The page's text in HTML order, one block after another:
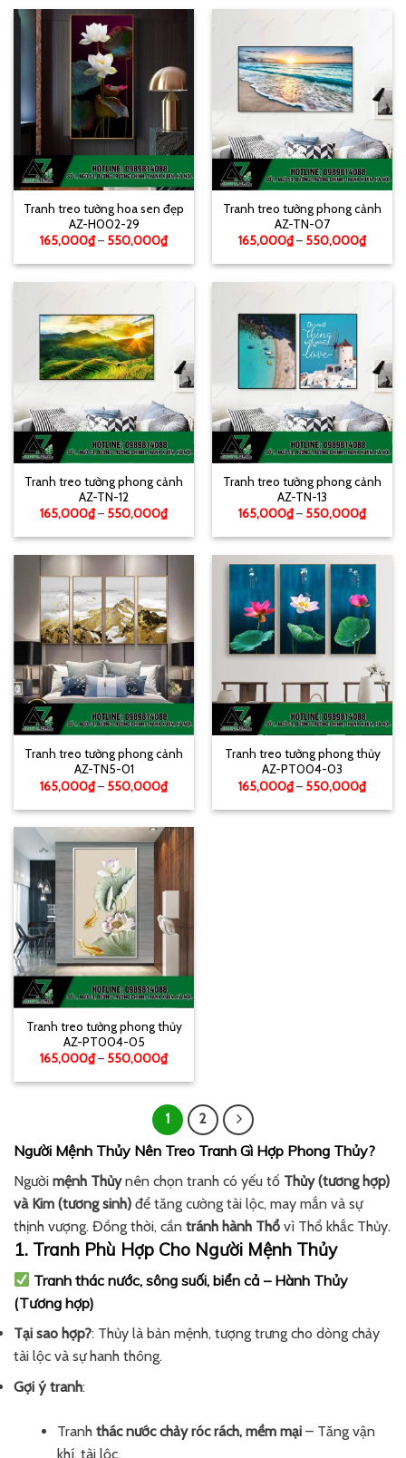
Tranh treo tường hoa sen đẹp
AZ-H002-29
165,000₫– 550,000₫
Tranh treo tường phong cảnh
AZ-TN-07
165,000₫– 550,000₫
Tranh treo tường phong cảnh
AZ-TN-12
165,000₫– 550,000₫
Tranh treo tường phong cảnh
AZ-TN-13
165,000₫– 550,000₫
Tranh treo tường phong cảnh
AZ-TN5-01
165,000₫– 550,000₫
Tranh treo tường phong thủy
AZ-PT004-03
165,000₫– 550,000₫
Tranh treo tường phong thủy
AZ-PT004-05
165,000₫– 550,000₫
1 2
Người Mệnh Thủy Nên Treo Tranh Gì Hợp Phong Thủy?
Người mệnh Thủynên chọn tranh có yếu tố Thủy (tương hợp)
và Kim (tương sinh) để tăng cường tài lộc, may mắn và sự
thịnh vượng. Đồng thời, cần tránh hành Thổ vì Thổ khắc Thủy.
1. Tranh Phù Hợp Cho Người Mệnh Thủy
Tranh thác nước, sông suối, biển cả – Hành Thủy
(Tương hợp)
Tại sao hợp?: Thủy là bản mệnh, tượng trưng cho dòng chảy
tài lộc và sự hanh thông.
Gợi ý tranh:
Tranh thác nước chảy róc rách, mềm mại – Tăng vận
khí, tài lộc.